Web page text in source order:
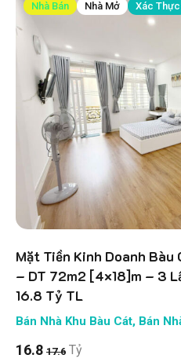
Nhà Bán Nhà Mở Xác Thực
Mặt Tiền Kinh Doanh
– DT 72m2 [4×18]m – 3
16.8 Tỷ TL
Bán Nhà Khu Bàu Cát, Bán
16.8 17.6 Tỷ